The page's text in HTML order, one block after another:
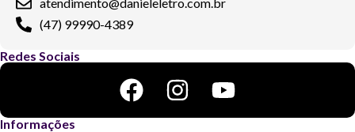
(47) 99990-4389
Redes Sociais
Informações